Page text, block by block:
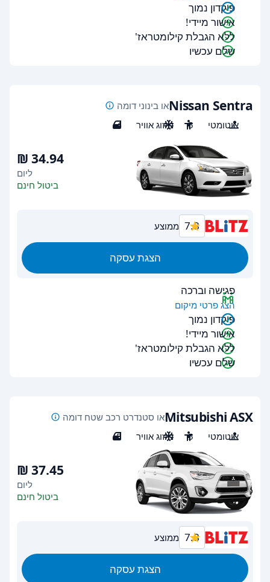
פיקדון נמוך
אישור מיידי!
ללא הגבלת קילומטראז'
שלם עכשיו
Nissan Sentraאו בינוני דומה
אוטומטי
5 מיזוג אוויר 4
ליום
ביטול חינם
7.8 ממוצע
הצגת עסקה
פגישה וברכה
הצג פרטי מיקום
פיקדון נמוך
אישור מיידי!
ללא הגבלת קילומטראז'
שלם עכשיו
Mitsubishi ASXאו סטנדרט רכב שטח דומה
אוטומטי
5 מיזוג אוויר 5
ליום
ביטול חינם
7.8 ממוצע
הצגת עסקה